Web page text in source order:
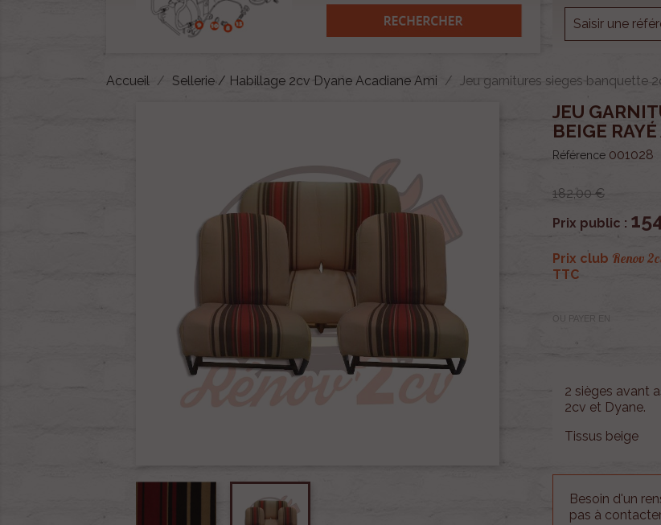
Accueil Sellerie / Habillage 2cv Dyane Acadiane Ami Jeu garnitures sieges banquette
JEU
BEIGE
Référence 001028
182,00 €
Prix public :
Prix club Renov
TTC
OU PAYER EN
2 sièges avant
2cv et Dyane.
Tissus beige
Besoin d'un
pas à